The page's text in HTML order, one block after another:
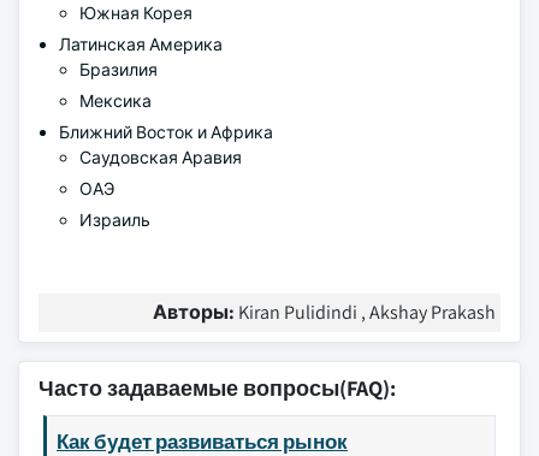
Южная Корея
Латинская Америка
Бразилия
Мексика
Ближний Восток и Африка
Саудовская Аравия
ОАЭ
Израиль
Авторы: Kiran Pulidindi , Akshay Prakash
Часто задаваемые вопросы(FAQ):
Как будет развиваться рынок